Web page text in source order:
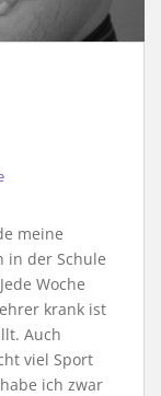
meine
in der Schule
Woche
krank ist
Auch
viel Sport
ich zwar